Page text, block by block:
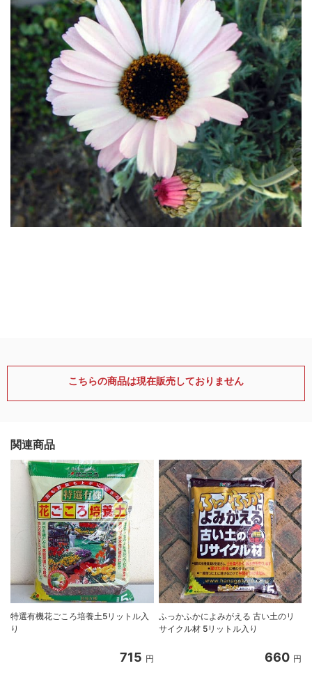
こちらの商品は現在販売しておりません
関連商品
特選有機花ごころ培養土5リットル入
り
715 円
ふっかふかによみがえる 古い土のリ
サイクル材 5リットル入り
660 円